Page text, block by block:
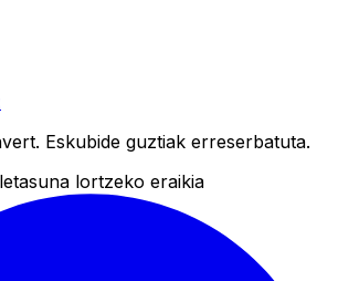
Eskubide guztiak erreserbatuta.
lortzeko eraikia